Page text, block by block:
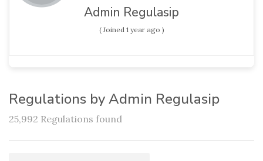
Admin Regulasip
( Joined 1 year ago )
Regulations by Admin Regulasip
25,992 Regulations found